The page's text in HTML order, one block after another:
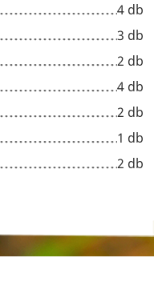
4 db
3 db
2 db
4 db
2 db
1 db
2 db